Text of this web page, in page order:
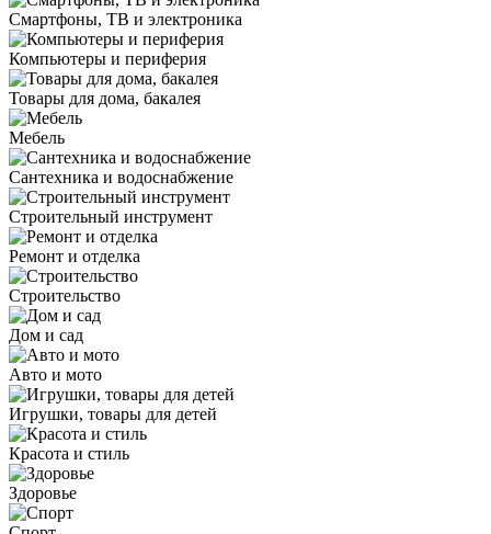
Смартфоны, ТВ и электроника
Компьютеры и периферия
Товары для дома, бакалея
Мебель
Сантехника и водоснабжение
Строительный инструмент
Ремонт и отделка
Строительство
Дом и сад
Авто и мото
Игрушки, товары для детей
Красота и стиль
Здоровье